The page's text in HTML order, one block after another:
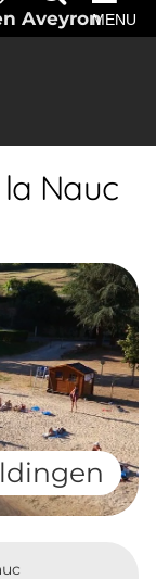
AveyronMENU
Nauc